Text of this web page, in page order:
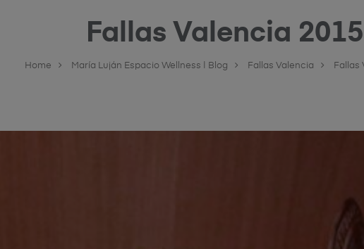
Home María Luján Espacio Wellness | Blog Fallas Valencia Fallas
Fallas Valencia 2015